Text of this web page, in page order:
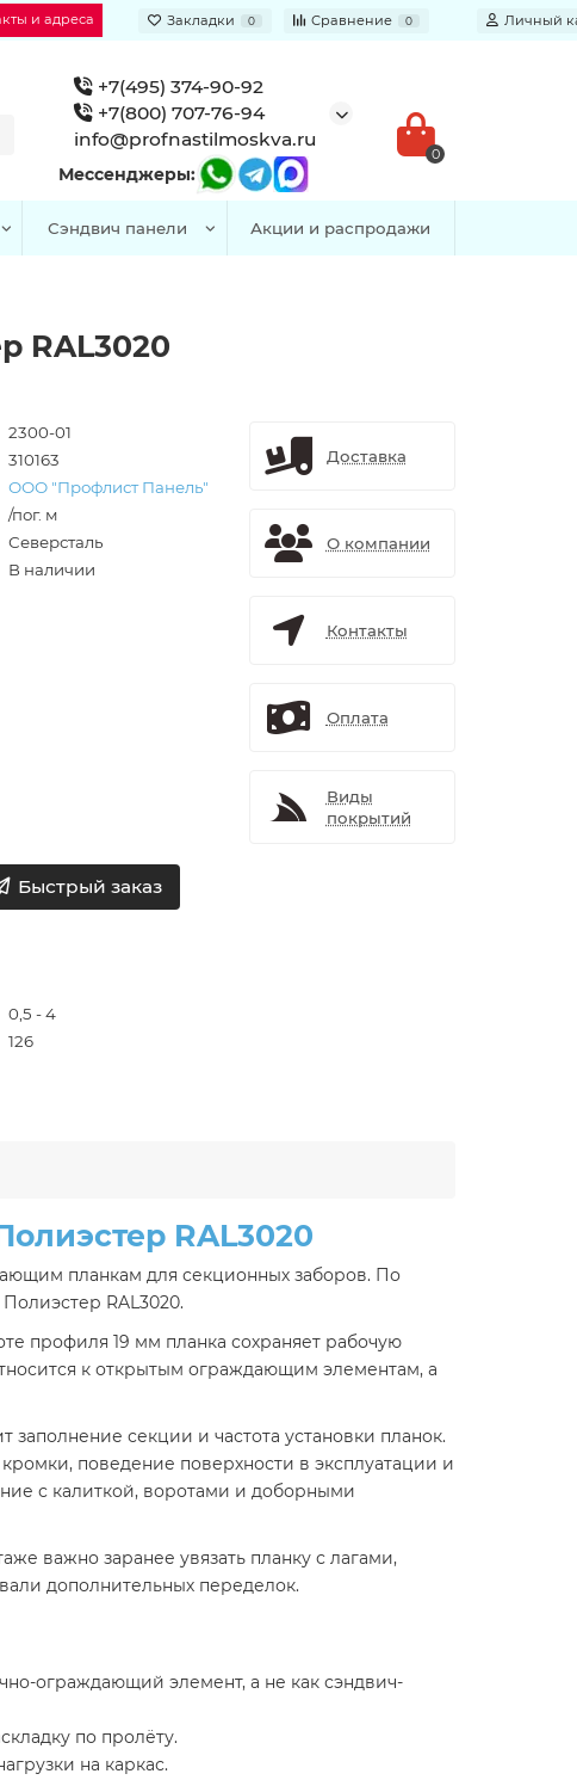
и адреса Закладки 0 Сравнение 0 Личный
+7(495) 374-90-92
+7(800) 707-76-94
info@profnastilmoskva.ru
Мессенджеры:
0
Сэндвич панели Акции и распродажи
RAL3020
2300-01
310163
ООО "Профлист Панель"
/пог. м
Северсталь
В наличии
Быстрый заказ
0,5 - 4
126
Доставка
О компании
Контакты
Оплата
Виды
покрытий
RAL3020
планкам для секционных заборов. По
RAL3020.
профиля 19 мм планка сохраняет рабочую
к открытым ограждающим элементам, а
секции и частота установки планок.
поведение поверхности в эксплуатации и
с калиткой, воротами и доборными
важно заранее увязать планку с лагами,
дополнительных переделок.
ограждающий элемент, а не как сэндвич-
по пролёту.
на каркас.